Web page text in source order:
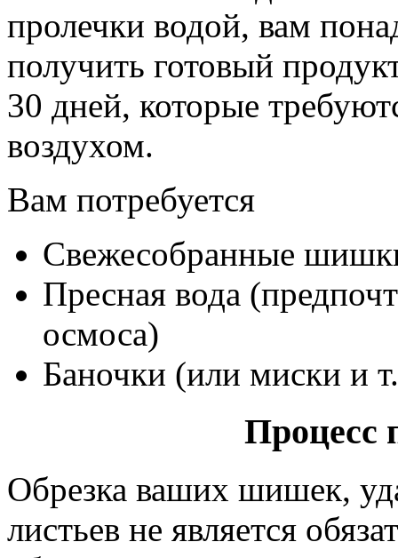
пролечки водой, вам
получить готовый
30 дней, которые
воздухом.
Вам потребуется
Свежесобранные
Пресная вода
осмоса)
Баночки (или миски и
Процесс
Обрезка ваших шишек,
листьев не является